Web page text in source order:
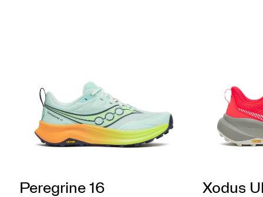
Peregrine 16 Xodus